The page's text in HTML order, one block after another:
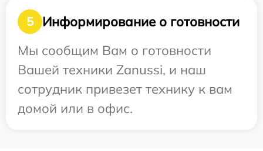
5
Информирование о готовности
Мы сообщим Вам о готовности
Вашей техники Zanussi, и наш
сотрудник привезет технику к вам
домой или в офис.